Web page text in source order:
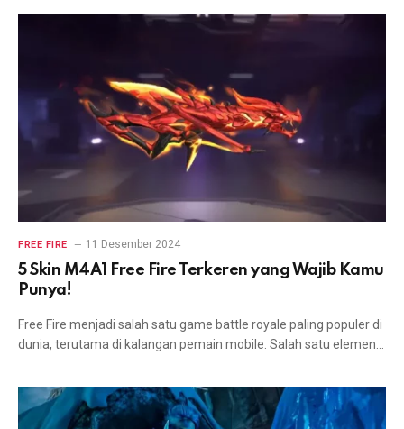
FREE FIRE 11 Desember 2024
5 Skin M4A1 Free Fire Terkeren yang Wajib Kamu
Punya!
Free Fire menjadi salah satu game battle royale paling populer di
dunia, terutama di kalangan pemain mobile. Salah satu elemen…